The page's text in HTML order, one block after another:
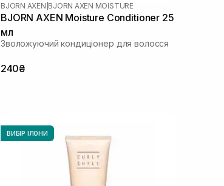
BJORN AXEN BJORN AXEN MOISTURE
BJORN AXEN Moisture Conditioner 25
мл
Зволожуючий кондиціонер для волосся
240₴
ВИБІР ІЛОНИ